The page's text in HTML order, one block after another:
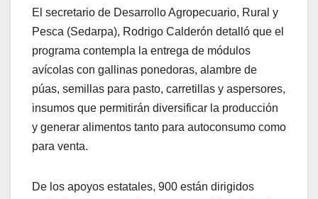
El secretario de Desarrollo Agropecuario, Rural y
Pesca (Sedarpa), Rodrigo Calderón detalló que el
programa contempla la entrega de módulos
avícolas con gallinas ponedoras, alambre de
púas, semillas para pasto, carretillas y aspersores,
insumos que permitirán diversificar la producción
y generar alimentos tanto para autoconsumo como
para venta.
De los apoyos estatales, 900 están dirigidos